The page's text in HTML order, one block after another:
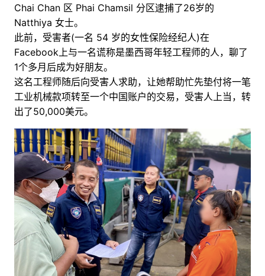
Chai Chan 区 Phai Chamsil 分区逮捕了26岁的
Natthiya 女士。
此前，受害者(一名 54 岁的女性保险经纪人)在
Facebook上与一名谎称是墨西哥年轻工程师的人，聊了
1个多月后成为好朋友。
这名工程师随后向受害人求助，让她帮助忙先垫付将一笔
工业机械款项转至一个中国账户的交易，受害人上当，转
出了50,000美元。